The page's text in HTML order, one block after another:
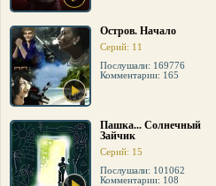
Остров. Начало
Серий: 11
Послушали: 169776
Комментарии: 165
Пашка... Солнечный
Зайчик
Серий: 15
Послушали: 101062
Комментарии: 108